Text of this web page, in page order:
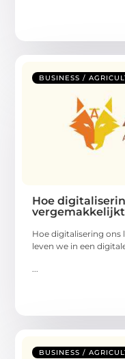
BUSINESS /
Hoe
vergemakkelijkt
Hoe digitalisering ons
leven we in een
BUSINESS /